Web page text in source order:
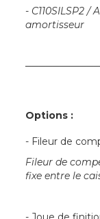
- C110SILSP2 /
amortisseur
Options :
- Fileur de
Fileur de
fixe entre le